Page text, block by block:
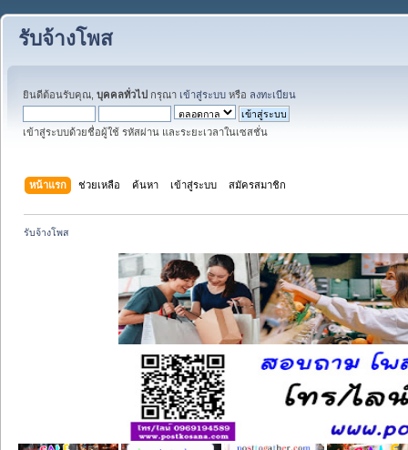
รับจ้างโพส
ยินดีต้อนรับคุณ, บุคคลทั่วไป กรุณา เข้าสู่ระบบ หรือ ลงทะเบียน
เข้าสู่ระบบด้วยชื่อผู้ใช้ รหัสผ่าน และระยะเวลาในเซสชั่น
หน้าแรก ช่วยเหลือ ค้นหา เข้าสู่ระบบ สมัครสมาชิก
รับจ้างโพส